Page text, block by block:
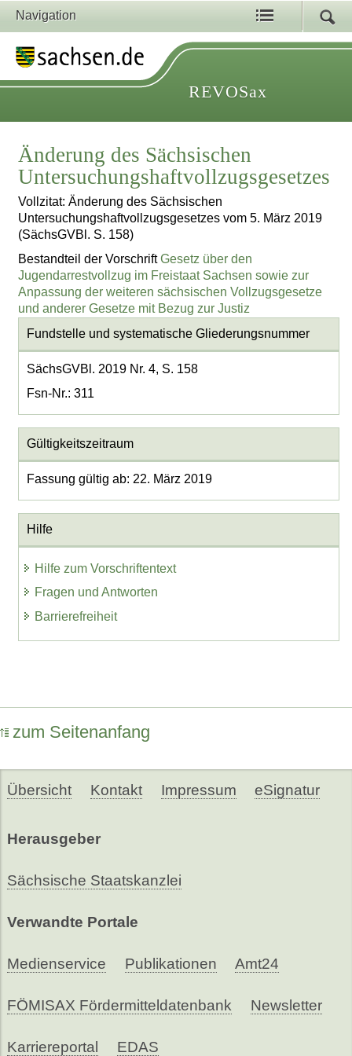
Navigation
REVOSax
Änderung des Sächsischen
Untersuchungshaftvollzugsgesetzes
Vollzitat: Änderung des Sächsischen
Untersuchungshaftvollzugsgesetzes vom 5. März 2019
(SächsGVBl. S. 158)
Bestandteil der VorschriftGesetz über den
Jugendarrestvollzug im Freistaat Sachsen sowie zur
Anpassung der weiteren sächsischen Vollzugsgesetze
und anderer Gesetze mit Bezug zur Justiz
Fundstelle und systematische Gliederungsnummer
SächsGVBl. 2019 Nr. 4, S. 158
Fsn-Nr.: 311
Gültigkeitszeitraum
Fassung gültig ab: 22. März 2019
Hilfe
Hilfe zum Vorschriftentext
Fragen und Antworten
Barrierefreiheit
zum Seitenanfang
Übersicht Kontakt Impressum eSignatur
Herausgeber
Sächsische Staatskanzlei
Verwandte Portale
Medienservice Publikationen Amt24
FÖMISAX Fördermitteldatenbank Newsletter
Karriereportal EDAS